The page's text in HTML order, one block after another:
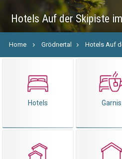
Hotels Auf der Skipiste
Home Grödnertal Hotels Auf
Hotels Garnis